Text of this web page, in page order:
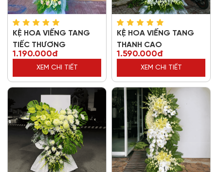
KỆ HOA VIẾNG TANG
TIẾC THƯƠNG
1.190.000đ
XEM CHI TIẾT
KỆ HOA VIẾNG TANG
THANH CAO
1.590.000đ
XEM CHI TIẾT